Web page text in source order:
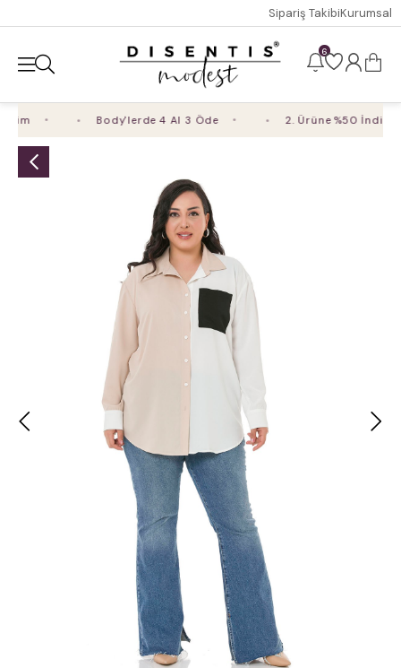
Sipariş TakibiKurumsal
6
Body'lerde 4 Al 3 Öde 2. Ürüne %50 İndirim